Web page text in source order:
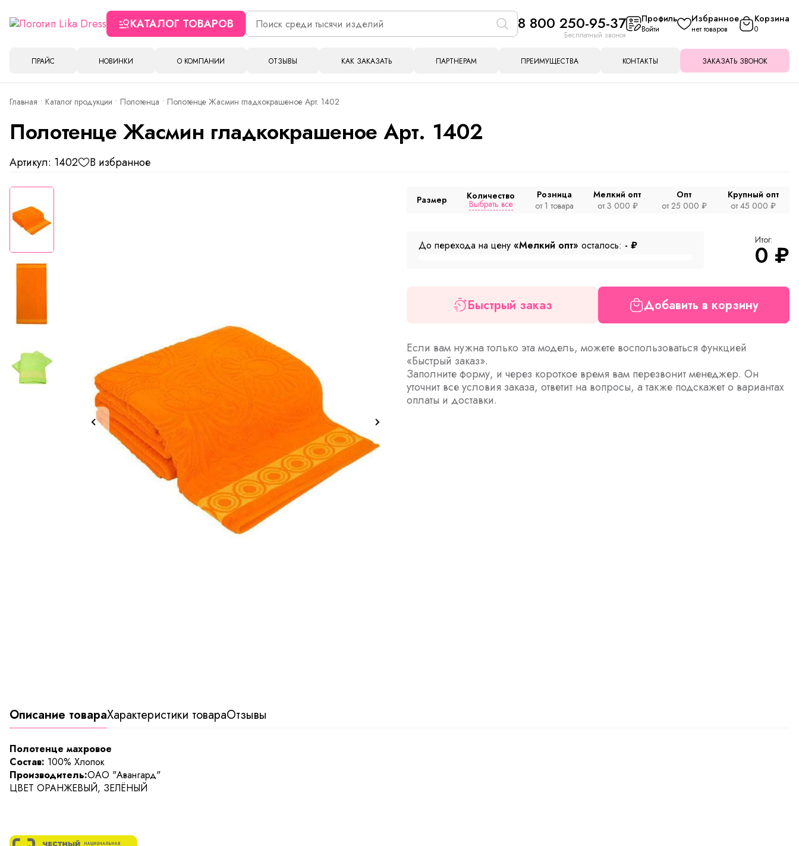
КАТАЛОГ ТОВАРОВ 8 800 250-95-37
Бесплатный звонок
Профиль
Войти
Избранное
нет товаров
Корзина
0
ПРАЙС НОВИНКИ О КОМПАНИИ ОТЗЫВЫ КАК ЗАКАЗАТЬ ПАРТНЕРАМ ПРЕИМУЩЕСТВА КОНТАКТЫ ЗАКАЗАТЬ ЗВОНОК
Главная Каталог продукции Полотенца Полотенце Жасмин гладкокрашеное Арт. 1402
Полотенце Жасмин гладкокрашеное Арт. 1402
Артикул: 1402 В избранное
Размер Количество
Выбрать все
Розница
от 1 товара
Мелкий опт
от 3 000 ₽
Опт
от 25 000 ₽
Крупный опт
от 45 000 ₽
До перехода на цену «Мелкий опт» осталось: - ₽ Итог:
0 ₽
Быстрый заказ Добавить в корзину
Если вам нужна только эта модель, можете воспользоваться функцией
«Быстрый заказ».
Заполните форму, и через короткое время вам перезвонит менеджер. Он
уточнит все условия заказа, ответит на вопросы, а также подскажет о вариантах
оплаты и доставки.
Описание товараХарактеристики товараОтзывы
Полотенце махровое
Состав: 100% Хлопок
Производитель:ОАО "Авангард"
ЦВЕТ ОРАНЖЕВЫЙ, ЗЕЛЁНЫЙ